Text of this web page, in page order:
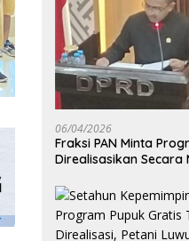
06/04/2026
Fraksi PAN Minta
Direalisasikan